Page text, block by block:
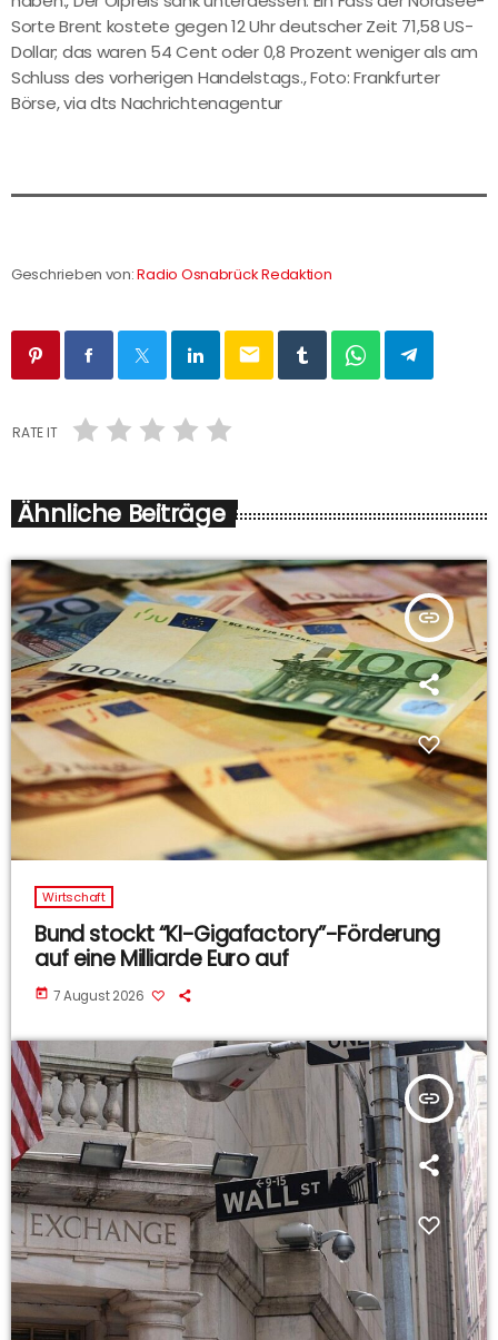
Sorte Brent kostete gegen 12 Uhr deutscher Zeit 71,58 US-
Dollar; das waren 54 Cent oder 0,8 Prozent weniger als am
Schluss des vorherigen Handelstags., Foto: Frankfurter
Börse, via dts Nachrichtenagentur
Geschrieben von:Radio Osnabrück Redaktion
email
RATE IT
Ähnliche Beiträge
insert_link
Wirtschaft
Bund stockt “KI-Gigafactory”-Förderung
auf eine Milliarde Euro auf
today 7 August 2026
insert_link